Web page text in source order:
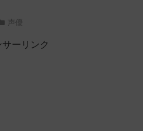
声優
サーリンク